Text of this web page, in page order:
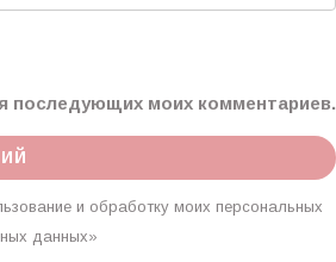
последующих моих комментариев.
и обработку моих персональных
данных»